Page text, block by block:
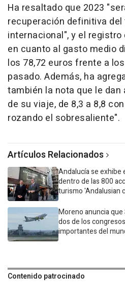
Ha resaltado que 2023
recuperación definitiva
internacional", y el
en cuanto al gasto medio
los 78,72 euros frente a
pasado. Además, ha
también la nota que le
de su viaje, de 8,3 a 8,8
rozando el sobresaliente".
Artículos Relacionados
Andalucía se exhibe
dentro de las 800
turismo 'Andalusian
Moreno anuncia que
dos de los
importantes del
Contenido patrocinado